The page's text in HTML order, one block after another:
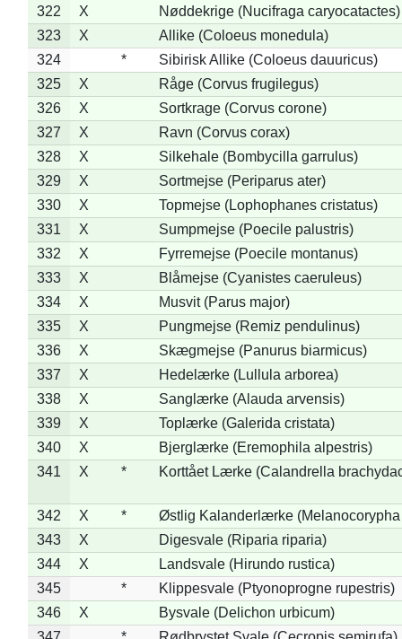
322
X
Nøddekrige (Nucifraga caryocatactes)
323
X
Allike (Coloeus monedula)
324
*
Sibirisk Allike (Coloeus dauuricus)
325
X
Råge (Corvus frugilegus)
326
X
Sortkrage (Corvus corone)
327
X
Ravn (Corvus corax)
328
X
Silkehale (Bombycilla garrulus)
329
X
Sortmejse (Periparus ater)
330
X
Topmejse (Lophophanes cristatus)
331
X
Sumpmejse (Poecile palustris)
332
X
Fyrremejse (Poecile montanus)
333
X
Blåmejse (Cyanistes caeruleus)
334
X
Musvit (Parus major)
335
X
Pungmejse (Remiz pendulinus)
336
X
Skægmejse (Panurus biarmicus)
337
X
Hedelærke (Lullula arborea)
338
X
Sanglærke (Alauda arvensis)
339
X
Toplærke (Galerida cristata)
340
X
Bjerglærke (Eremophila alpestris)
341
X * Korttået Lærke (Calandrella
342 X *
Østlig Kalanderlærke (Melanocorypha
343
X
Digesvale (Riparia riparia)
344
X
Landsvale (Hirundo rustica)
345
*
Klippesvale (Ptyonoprogne rupestris)
346
X
Bysvale (Delichon urbicum)